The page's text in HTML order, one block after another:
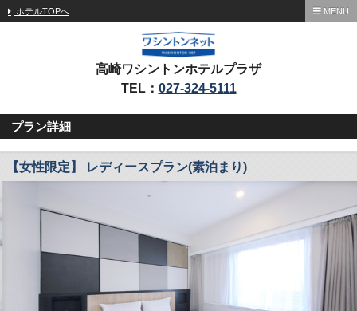
ホテルTOPへ MENU
高崎ワシントンホテルプラザ
TEL： 027-324-5111
プラン詳細
【女性限定】 レディースプラン(素泊まり)